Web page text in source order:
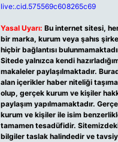
live:.cid.575569c608265c69
Yasal Uyarı: Bu internet sitesi,
bir marka, kurum veya şahıs
hiçbir bağlantısı
Sitede yalnızca kendi
makaleler paylaşılmaktadır.
alan içerikler haber niteliği
olup, gerçek kurum ve kişiler
paylaşım yapılmamaktadır.
kurum ve kişiler ile isim
tamamen tesadüfidir.
bilgiler taslak halindedir ve